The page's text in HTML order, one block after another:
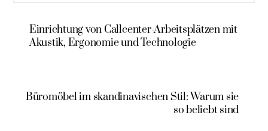
Einrichtung von Callcenter-Arbeitsplätzen mit
Akustik, Ergonomie und Technologie
Büromöbel im skandinavischen Stil: Warum sie
so beliebt sind